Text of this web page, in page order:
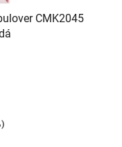
CMK2045